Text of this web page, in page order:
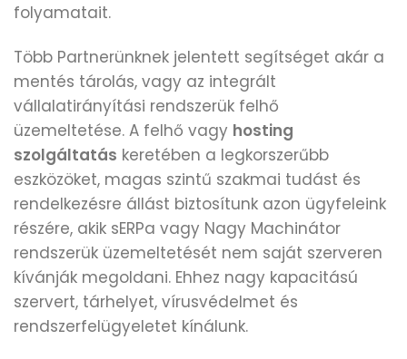
folyamatait.
Több Partnerünknek jelentett segítséget akár a
mentés tárolás, vagy az integrált
vállalatirányítási rendszerük felhő
üzemeltetése. A felhő vagy hosting
szolgáltatás keretében a legkorszerűbb
eszközöket, magas szintű szakmai tudást és
rendelkezésre állást biztosítunk azon ügyfeleink
részére, akik sERPa vagy Nagy Machinátor
rendszerük üzemeltetését nem saját szerveren
kívánják megoldani. Ehhez nagy kapacitású
szervert, tárhelyet, vírusvédelmet és
rendszerfelügyeletet kínálunk.